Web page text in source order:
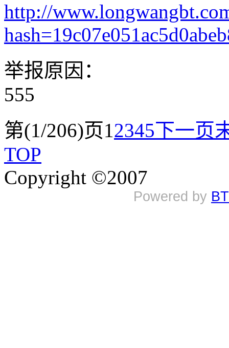
http://
举报原因：
555
第(1/206)页12345下一页
TOP
Copyright ©2007
Powered by